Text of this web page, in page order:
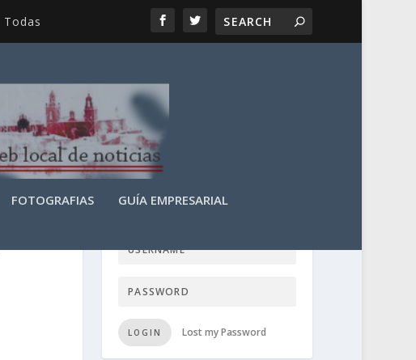
Todas
FOTOGRAFIAS GUÍA EMPRESARIAL
LOGIN USER TTN
LOGIN Lost my Password